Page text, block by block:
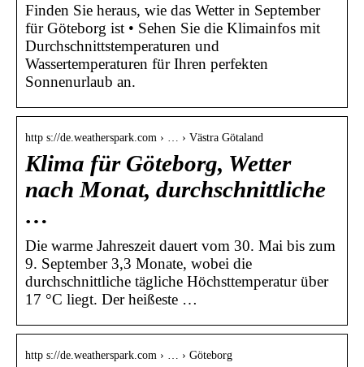
Finden Sie heraus, wie das Wetter in September
für Göteborg ist • Sehen Sie die Klimainfos mit
Durchschnittstemperaturen und
Wassertemperaturen für Ihren perfekten
Sonnenurlaub an.
http s://de.weatherspark.com › … › Västra Götaland
Klima für Göteborg, Wetter
nach Monat, durchschnittliche
…
Die warme Jahreszeit dauert vom 30. Mai bis zum
9. September 3,3 Monate, wobei die
durchschnittliche tägliche Höchsttemperatur über
17 °C liegt. Der heißeste …
http s://de.weatherspark.com › … › Göteborg